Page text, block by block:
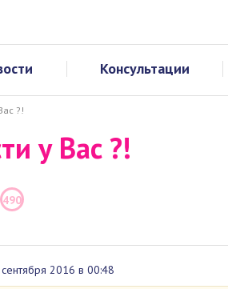
Консультации
?!
у Вас ?!
490
2016 в 00:48